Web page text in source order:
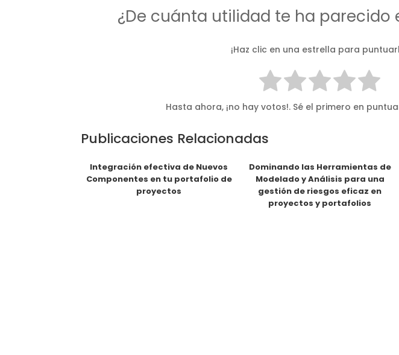
¿De cuánta utilidad te ha parecido
¡Haz clic en una estrella para
Hasta ahora, ¡no hay votos!. Sé el primero en
Publicaciones Relacionadas
Integración efectiva de Nuevos
Componentes en tu portafolio de
proyectos
Dominando las Herramientas de
Modelado y Análisis para una
gestión de riesgos eficaz en
proyectos y portafolios